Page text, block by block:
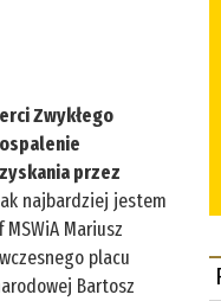
Zwykłego
przez
najbardziej jestem
Mariusz
placu
Bartosz